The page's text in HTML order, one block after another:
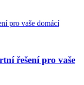
řešení pro vaše